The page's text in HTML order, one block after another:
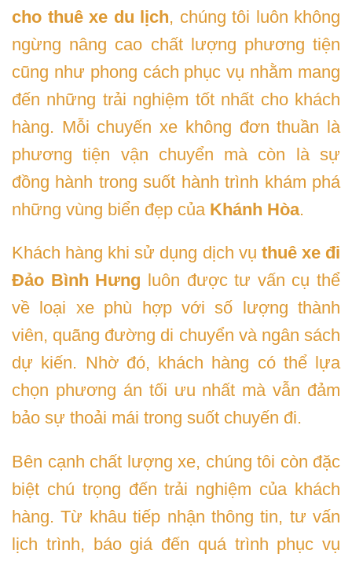
cho thuê xe du lịch, chúng tôi luôn không
ngừng nâng cao chất lượng phương tiện
cũng như phong cách phục vụ nhằm mang
đến những trải nghiệm tốt nhất cho khách
hàng. Mỗi chuyến xe không đơn thuần là
phương tiện vận chuyển mà còn là sự
đồng hành trong suốt hành trình khám phá
những vùng biển đẹp của Khánh Hòa.
Khách hàng khi sử dụng dịch vụ thuê xe đi
Đảo Bình Hưng luôn được tư vấn cụ thể
về loại xe phù hợp với số lượng thành
viên, quãng đường di chuyển và ngân sách
dự kiến. Nhờ đó, khách hàng có thể lựa
chọn phương án tối ưu nhất mà vẫn đảm
bảo sự thoải mái trong suốt chuyến đi.
Bên cạnh chất lượng xe, chúng tôi còn đặc
biệt chú trọng đến trải nghiệm của khách
hàng. Từ khâu tiếp nhận thông tin, tư vấn
lịch trình, báo giá đến quá trình phục vụ